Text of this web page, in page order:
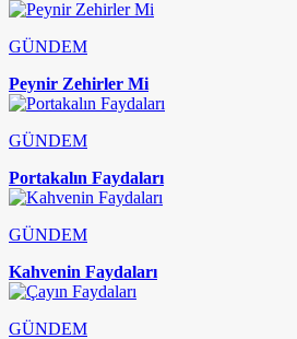
GÜNDEM
Peynir Zehirler Mi
GÜNDEM
Portakalın Faydaları
GÜNDEM
Kahvenin Faydaları
GÜNDEM